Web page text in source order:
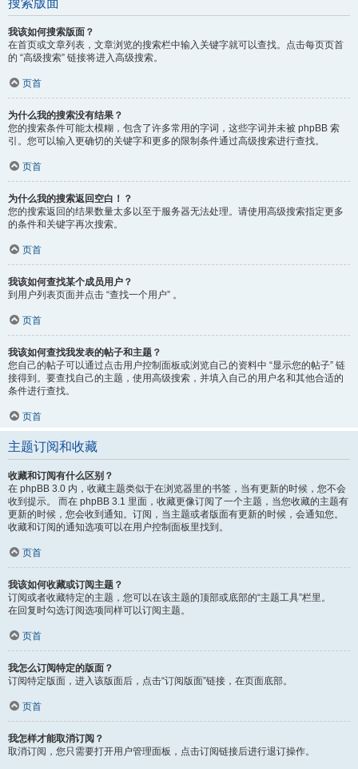
搜索版面
我该如何搜索版面？
在首页或文章列表，文章浏览的搜索栏中输入关键字就可以查找。点击每页页首
的 “高级搜索” 链接将进入高级搜索。
页首
为什么我的搜索没有结果？
您的搜索条件可能太模糊，包含了许多常用的字词，这些字词并未被 phpBB 索
引。您可以输入更确切的关键字和更多的限制条件通过高级搜索进行查找。
页首
为什么我的搜索返回空白！？
您的搜索返回的结果数量太多以至于服务器无法处理。请使用高级搜索指定更多
的条件和关键字再次搜索。
页首
我该如何查找某个成员用户？
到用户列表页面并点击 “查找一个用户” 。
页首
我该如何查找我发表的帖子和主题？
您自己的帖子可以通过点击用户控制面板或浏览自己的资料中 “显示您的帖子” 链
接得到。要查找自己的主题，使用高级搜索，并填入自己的用户名和其他合适的
条件进行查找。
页首
主题订阅和收藏
收藏和订阅有什么区别？
在 phpBB 3.0 内，收藏主题类似于在浏览器里的书签，当有更新的时候，您不会
收到提示。 而在 phpBB 3.1 里面，收藏更像订阅了一个主题，当您收藏的主题有
更新的时候，您会收到通知。订阅，当主题或者版面有更新的时候，会通知您。
收藏和订阅的通知选项可以在用户控制面板里找到。
页首
我该如何收藏或订阅主题？
订阅或者收藏特定的主题，您可以在该主题的顶部或底部的“主题工具”栏里。
在回复时勾选订阅选项同样可以订阅主题。
页首
我怎么订阅特定的版面？
订阅特定版面，进入该版面后，点击“订阅版面”链接，在页面底部。
页首
我怎样才能取消订阅？
取消订阅，您只需要打开用户管理面板，点击订阅链接后进行退订操作。